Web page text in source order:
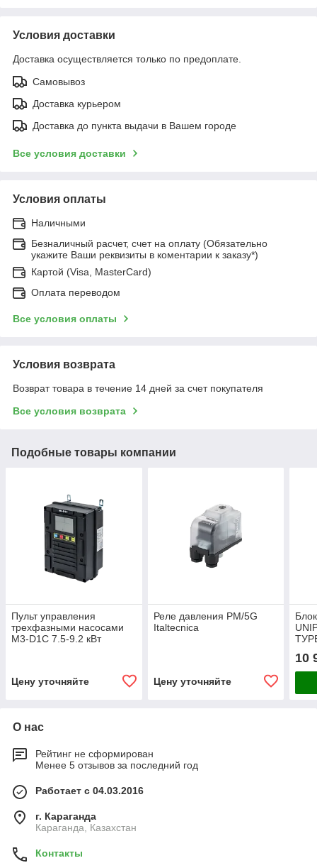
Условия доставки
Доставка осуществляется только по предоплате.
Самовывоз
Доставка курьером
Доставка до пункта выдачи в Вашем городе
Все условия доставки
Условия оплаты
Наличными
Безналичный расчет, счет на оплату (Обязательно
укажите Ваши реквизиты в коментарии к заказу*)
Картой (Visa, MasterCard)
Оплата переводом
Все условия оплаты
Условия возврата
Возврат товара в течение 14 дней за счет покупателя
Все условия возврата
Подобные товары компании
Пульт управления
трехфазными насосами
M3-D1C 7.5-9.2 кВт
Цену уточняйте
Реле давления PM/5G
Italtecnica
Цену уточняйте
10
О нас
Рейтинг не сформирован
Менее 5 отзывов за последний год
Работает с 04.03.2016
г. Караганда
Караганда, Казахстан
Контакты